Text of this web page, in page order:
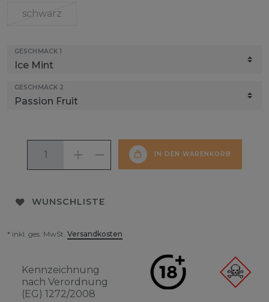
schwarz
GESCHMACK 1
GESCHMACK 2
IN DEN WARENKORB
WUNSCHLISTE
* inkl. ges. MwSt. Versandkosten
Kennzeichnung
nach Verordnung
(EG) 1272/2008